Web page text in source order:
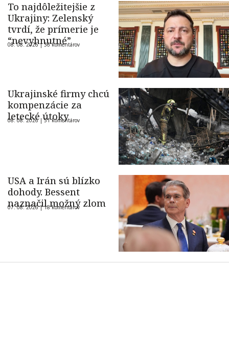
To najdôležitejšie z
Ukrajiny: Zelenský
tvrdí, že prímerie je
“nevyhnutné”
08. 08. 2026 |36 komentárov
Ukrajinské firmy chcú
kompenzácie za
letecké útoky
08. 08. 2026 |51 komentárov
USA a Irán sú blízko
dohody. Bessent
naznačil možný zlom
07. 08. 2026 |18 komentárov